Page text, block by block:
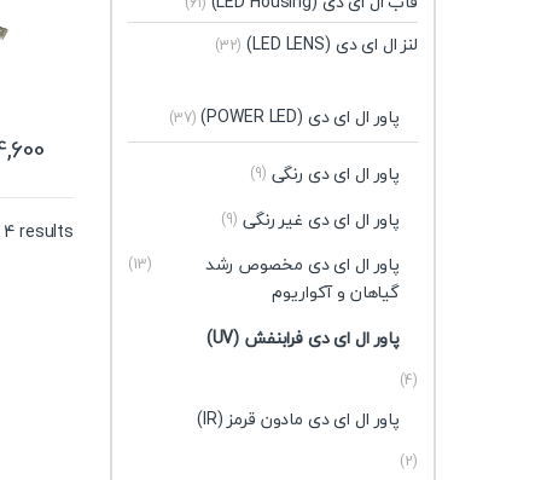
4 results
لنز ال ای دی (LED LENS) (32)
پاور ال ای دی (POWER LED) (37)
پاور ال ای دی رنگی (9)
پاور ال ای دی غیر رنگی (9)
پاور ال ای دی مخصوص رشد
گیاهان و آکواریوم
(13)
پاور ال ای دی فرابنفش (UV)
(4)
پاور ال ای دی مادون قرمز (IR)
(2)